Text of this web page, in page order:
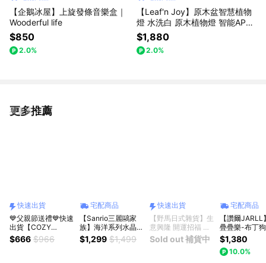
【企鵝冰屋】上旋發條音樂盒｜
Wooderful life
$850
2.0%
【Leaf'n Joy】原木盆智慧植物
燈 水洗白 原木植物燈 智能APP
控制 L16-W218 (W)
$1,880
2.0%
更多推薦
看更多
快速出貨
💙父親節送禮💙快速
出貨【COZY
PLUS+】東方祝福
系列｜太極功夫人造
$666 $966
宅配商品
【Sanrio三麗鷗家
族】海洋系列水晶球
正版授權限定款 大
耳狗Cinnamoroll喜
$1,299 $1,499
快速出貨
【野馬日式雜貨】生
意興隆 開運招福 日
本萬古燒狸貓陶器存
錢筒 [快速出貨]
Sold out 補貨中
宅配商品
【讚爾JARLL
疊疊樂-布丁
球音樂盒
$1,380
10.0%